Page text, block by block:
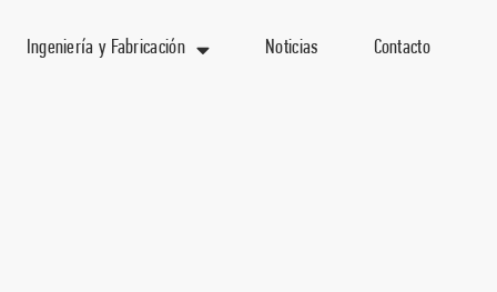
Ingeniería y Fabricación Noticias Contacto